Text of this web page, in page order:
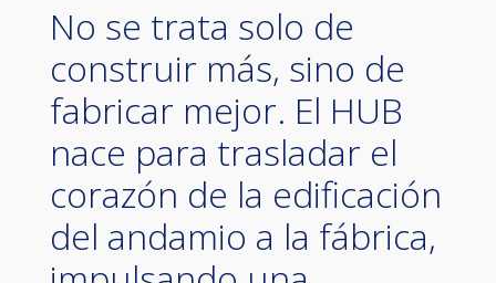
No se trata solo de
construir más, sino de
fabricar mejor. El HUB
nace para trasladar el
corazón de la edificación
del andamio a la fábrica,